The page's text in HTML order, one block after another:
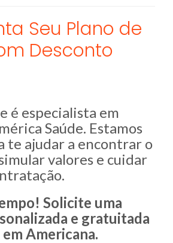
Seu Plano de
Desconto
é especialista em
Saúde. Estamos
te ajudar a encontrar o
valores e cuidar
Solicite uma
e gratuitada
Americana.